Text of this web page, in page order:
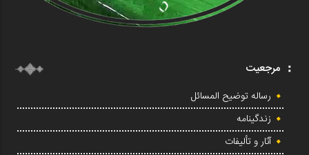
مرجعیت
رساله توضیح المسائل
زندگینامه
آثار و تألیفات